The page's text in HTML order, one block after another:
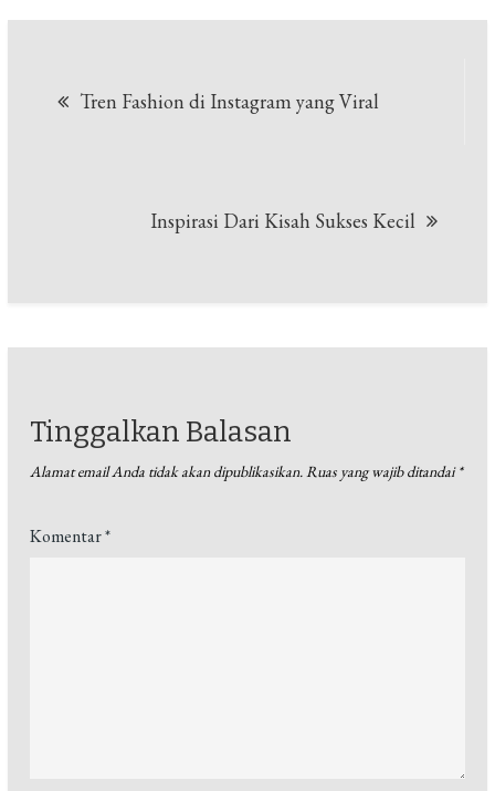
Tren Fashion di Instagram yang Viral
Inspirasi Dari Kisah Sukses Kecil
Tinggalkan Balasan
Alamat email Anda tidak akan dipublikasikan.Ruas yang wajib ditandai*
Komentar*